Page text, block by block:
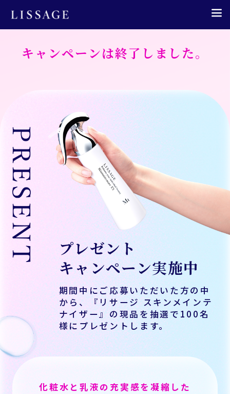
キャンペーンは終了しました。
プレゼント
キャンペーン実施中
期間中にご応募いただいた方の中
から、『リサージ スキンメインテ
ナイザー』の現品を抽選で100名
様にプレゼントします。
化粧水と乳液の充実感を凝縮した